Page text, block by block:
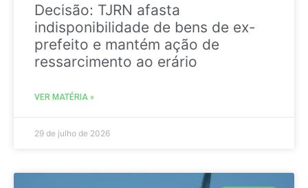
Decisão: TJRN afasta
indisponibilidade de bens de ex-
prefeito e mantém ação de
ressarcimento ao erário
VER MATÉRIA »
29 de julho de 2026